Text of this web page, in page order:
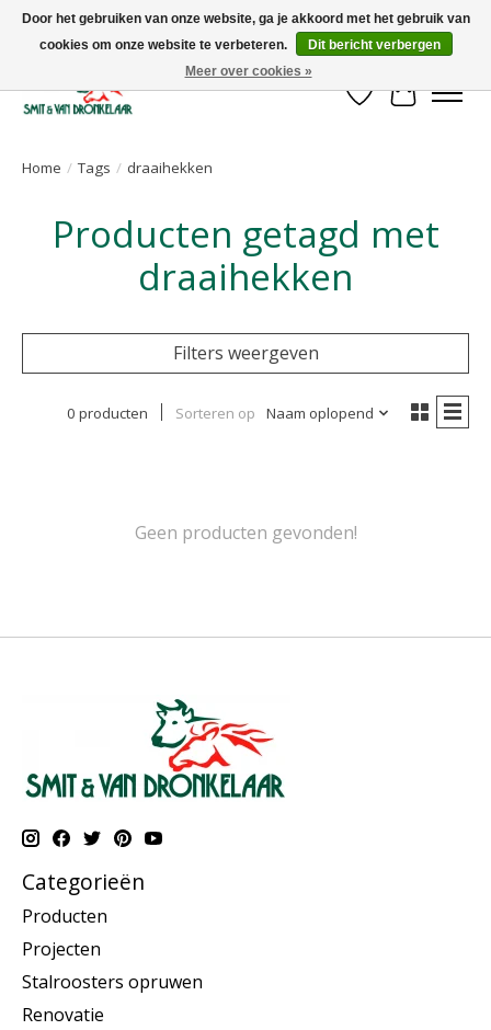
Uw leverancier voor stalinrichtingen en het opruwen van betonvloeren!
Verlanglijst
Home / Tags / draaihekken
Producten getagd met
draaihekken
Filters weergeven
0 producten Sorteren op Naam oplopend
Geen producten gevonden!
Categorieën
Producten
Projecten
Stalroosters opruwen
Renovatie
Door het gebruiken van onze website, ga je akkoord met het gebruik van
cookies om onze website te verbeteren.
Dit bericht verbergen
Meer over cookies »